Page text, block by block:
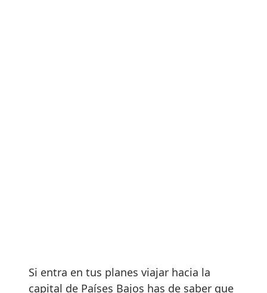
Si entra en tus planes viajar hacia la
capital de Países Bajos has de saber que